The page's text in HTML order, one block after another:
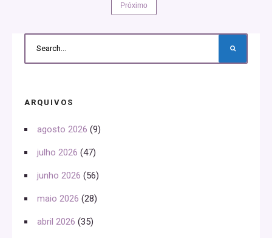
Próximo
ARQUIVOS
agosto 2026 (9)
julho 2026 (47)
junho 2026 (56)
maio 2026 (28)
abril 2026 (35)